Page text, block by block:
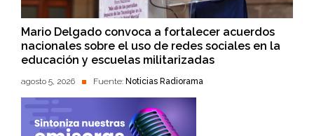
Mario Delgado convoca a fortalecer acuerdos
nacionales sobre el uso de redes sociales en la
educación y escuelas militarizadas
agosto 5, 2026 Fuente: Noticias Radiorama